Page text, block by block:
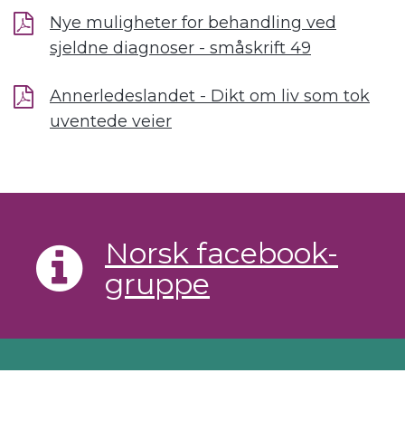
Nye muligheter for behandling ved
sjeldne diagnoser - småskrift 49
Annerledeslandet - Dikt om liv som tok
uventede veier
Norsk facebook-
gruppe